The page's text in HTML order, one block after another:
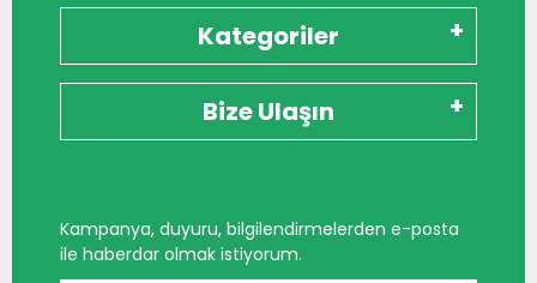
Kategoriler
Bize Ulaşın
Kampanya, duyuru, bilgilendirmelerden e-posta
ile haberdar olmak istiyorum.